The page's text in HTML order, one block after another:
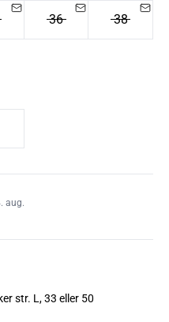
36 38
aug.
str. L, 33 eller 50